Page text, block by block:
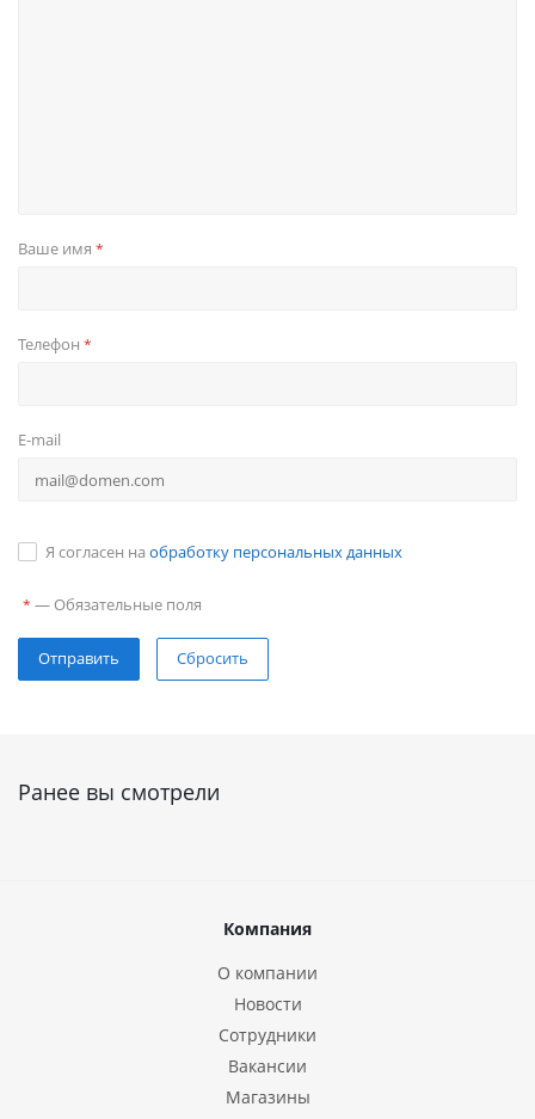
Ваше имя *
Телефон *
E-mail
Я согласен на обработку персональных данных
* — Обязательные поля
Сбросить
Ранее вы смотрели
Компания
О компании
Новости
Сотрудники
Вакансии
Магазины